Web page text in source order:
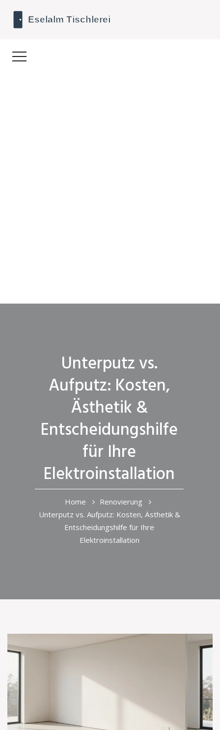
Unterputz vs.
Aufputz: Kosten,
Ästhetik &
Entscheidungshilfe
für Ihre
Elektroinstallation
Home
Renovierung
Unterputz vs. Aufputz: Kosten, Ästhetik &
Entscheidungshilfe für Ihre
Elektroinstallation